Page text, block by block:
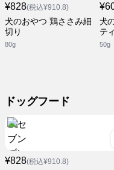
¥828(税込¥910.8)
犬のおやつ 鶏ささみ細
切り
80g
犬
テ
50g
ドッグフード
¥828(税込¥910.8)